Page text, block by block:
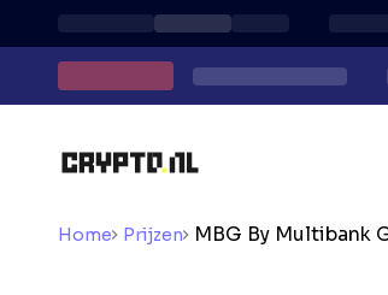
Home Prijzen MBG By Multibank